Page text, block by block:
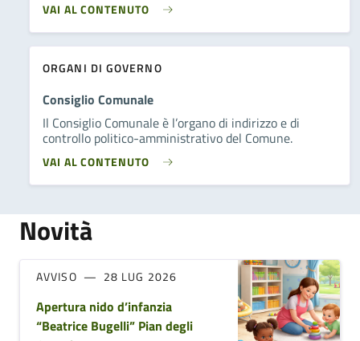
VAI AL CONTENUTO
ORGANI DI GOVERNO
Consiglio Comunale
Il Consiglio Comunale è l’organo di indirizzo e di
controllo politico-amministrativo del Comune.
VAI AL CONTENUTO
Novità
AVVISO 28 LUG 2026
Apertura nido d’infanzia
“Beatrice Bugelli” Pian degli